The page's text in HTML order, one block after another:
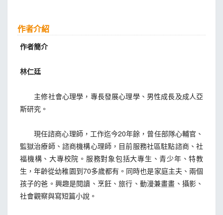
作者介紹
作者簡介
林仁廷
主修社會心理學，專長發展心理學、男性成長及成人亞
斯研究。
現任諮商心理師，工作迄今20年餘，曾任部隊心輔官、
監獄治療師、諮商機構心理師，目前服務社區駐點諮商、社
福機構、大專校院。服務對象包括大專生、青少年、特教
生，年齡從幼稚園到70多歲都有。同時也是家庭主夫、兩個
孩子的爸。興趣是閱讀、烹飪、旅行、動漫兼畫畫、攝影、
社會觀察與寫短篇小說。